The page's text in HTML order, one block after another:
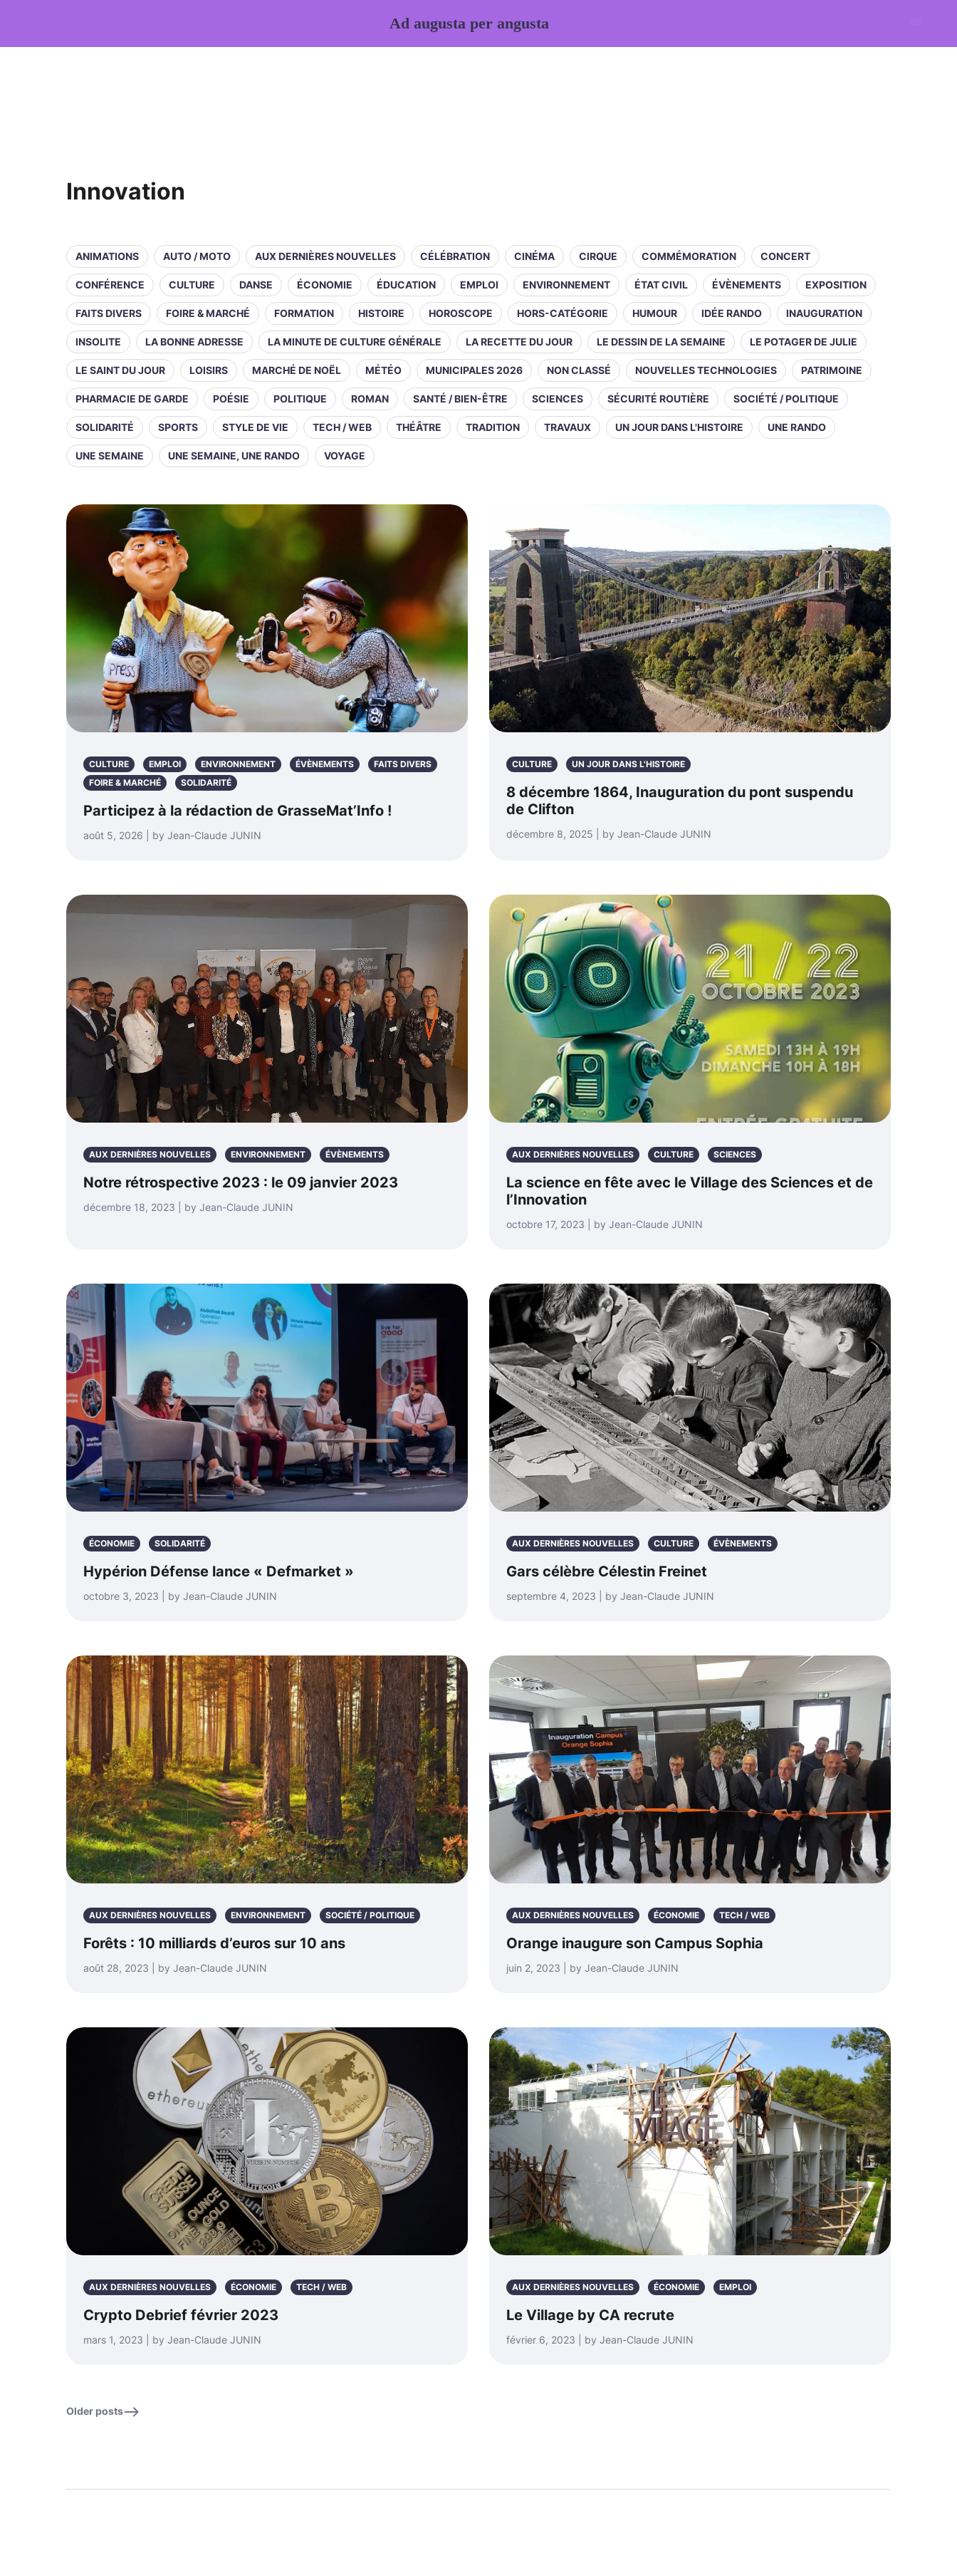
Innovation
ANIMATIONS AUTO / MOTO AUX DERNIÈRES NOUVELLES CÉLÉBRATION CINÉMA CIRQUE COMMÉMORATION CONCERT
CONFÉRENCE CULTURE DANSE ÉCONOMIE ÉDUCATION EMPLOI ENVIRONNEMENT ÉTAT CIVIL ÉVÈNEMENTS EXPOSITION
FAITS DIVERS FOIRE & MARCHÉ FORMATION HISTOIRE HOROSCOPE HORS-CATÉGORIE HUMOUR IDÉE RANDO INAUGURATION
INSOLITE LA BONNE ADRESSE LA MINUTE DE CULTURE GÉNÉRALE LA RECETTE DU JOUR LE DESSIN DE LA SEMAINE LE POTAGER DE JULIE
LE SAINT DU JOUR LOISIRS MARCHÉ DE NOËL MÉTÉO MUNICIPALES 2026 NON CLASSÉ NOUVELLES TECHNOLOGIES PATRIMOINE
PHARMACIE DE GARDE POÉSIE POLITIQUE ROMAN SANTÉ / BIEN-ÊTRE SCIENCES SÉCURITÉ ROUTIÈRE SOCIÉTÉ / POLITIQUE
SOLIDARITÉ SPORTS STYLE DE VIE TECH / WEB THÉÂTRE TRADITION TRAVAUX UN JOUR DANS L'HISTOIRE UNE RANDO
UNE SEMAINE UNE SEMAINE, UNE RANDO VOYAGE
CULTURE EMPLOI ENVIRONNEMENT ÉVÈNEMENTS
FAITS DIVERS
FOIRE & MARCHÉ
SOLIDARITÉ
Participez à la rédaction de GrasseMat’Info !
août 5, 2026 | by Jean-Claude JUNIN
CULTURE UN JOUR DANS L'HISTOIRE
8 décembre 1864, Inauguration du pont suspendu
de Clifton
décembre 8, 2025 | by Jean-Claude JUNIN
AUX DERNIÈRES NOUVELLES ENVIRONNEMENT ÉVÈNEMENTS
Notre rétrospective 2023 : le 09 janvier 2023
décembre 18, 2023 | by Jean-Claude JUNIN
AUX DERNIÈRES NOUVELLES CULTURE SCIENCES
La science en fête avec le Village des Sciences et de
l’Innovation
octobre 17, 2023 | by Jean-Claude JUNIN
ÉCONOMIE SOLIDARITÉ
Hypérion Défense lance « Defmarket »
octobre 3, 2023 | by Jean-Claude JUNIN
AUX DERNIÈRES NOUVELLES CULTURE ÉVÈNEMENTS
Gars célèbre Célestin Freinet
septembre 4, 2023 | by Jean-Claude JUNIN
AUX DERNIÈRES NOUVELLES ENVIRONNEMENT SOCIÉTÉ / POLITIQUE
Forêts : 10 milliards d’euros sur 10 ans
août 28, 2023 | by Jean-Claude JUNIN
AUX DERNIÈRES NOUVELLES ÉCONOMIE TECH / WEB
Orange inaugure son Campus Sophia
juin 2, 2023 | by Jean-Claude JUNIN
AUX DERNIÈRES NOUVELLES ÉCONOMIE TECH / WEB
Crypto Debrief février 2023
mars 1, 2023 | by Jean-Claude JUNIN
AUX DERNIÈRES NOUVELLES ÉCONOMIE EMPLOI
Le Village by CA recrute
février 6, 2023 | by Jean-Claude JUNIN
Older posts
Ad augusta per angusta